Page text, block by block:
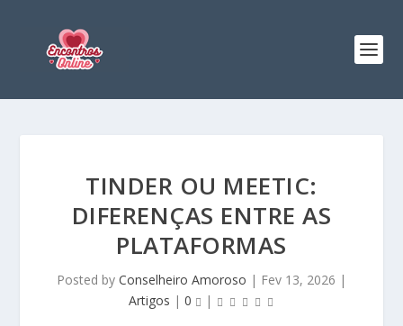
TINDER OU MEETIC:
DIFERENÇAS ENTRE AS
PLATAFORMAS
Posted by Conselheiro Amoroso | Fev 13, 2026 |
Artigos | 0 |